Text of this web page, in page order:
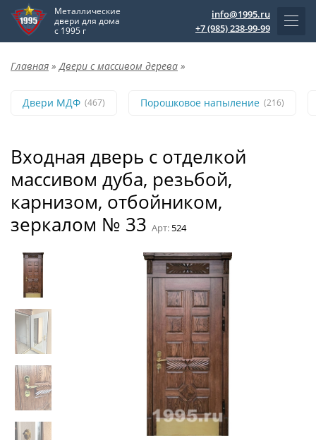
Металлические
двери для дома
с 1995 г
info@1995.ru
+7 (985) 238-99-99
Главная » Двери с массивом дерева »
Двери МДФ (467) Порошковое напыление (216)
Входная дверь с отделкой
массивом дуба, резьбой,
карнизом, отбойником,
зеркалом № 33 Арт: 524